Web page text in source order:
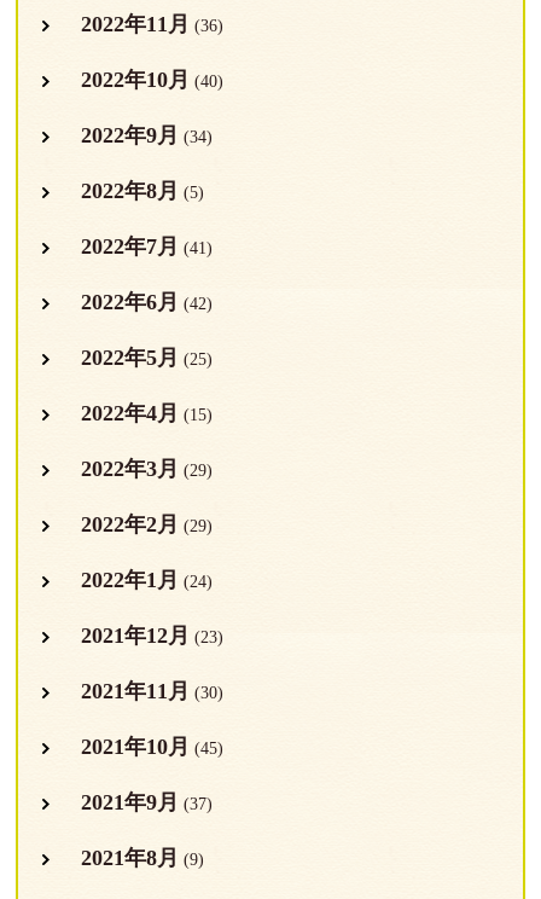
2022年11月 (36)
2022年10月 (40)
2022年9月 (34)
2022年8月 (5)
2022年7月 (41)
2022年6月 (42)
2022年5月 (25)
2022年4月 (15)
2022年3月 (29)
2022年2月 (29)
2022年1月 (24)
2021年12月 (23)
2021年11月 (30)
2021年10月 (45)
2021年9月 (37)
2021年8月 (9)